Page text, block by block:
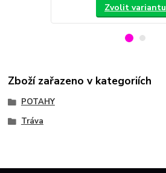
Zvolit variantu
Zboží zařazeno v kategoriích
POTAHY
Tráva